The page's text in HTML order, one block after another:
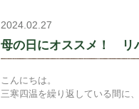
2024.02.27
母の日にオススメ！ リ
こんにちは。
三寒四温を繰り返している間に